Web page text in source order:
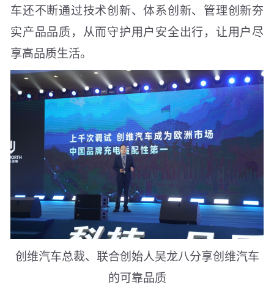
车还不断通过技术创新、体系创新、管理创新夯
实产品品质，从而守护用户安全出行，让用户尽
享高品质生活。
创维汽车总裁、联合创始人吴龙八分享创维汽车
的可靠品质